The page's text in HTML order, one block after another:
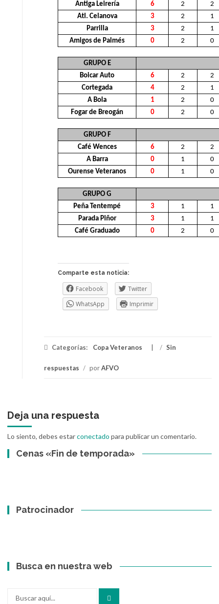
Antiga Leirería
6 2
2
Atl. Celanova
3 2
1
Parrilla
3 2
1
Amigos de Palmés
0 2 0
GRUPO E
Boicar Auto
6 2
2
Cortegada
4 2
1
A Bola
1 2
0
Fogar de Breogán
0 2 0
GRUPO F
Café Wences
6 2
2
A Barra
0 1
0
Ourense Veteranos
0 1 0
GRUPO G
Peña Tentempé
3 1
1
Parada Piñor
3 1
1
Café Graduado
0 2 0
Comparte esta noticia:
Facebook
Twitter
WhatsApp
Imprimir
Categorías: Copa Veteranos / Sin
respuestas / porAFVO
Deja una respuesta
Lo siento, debes estarconectado para publicar un comentario.
Cenas «Fin de temporada»
Patrocinador
Busca en nuestra web